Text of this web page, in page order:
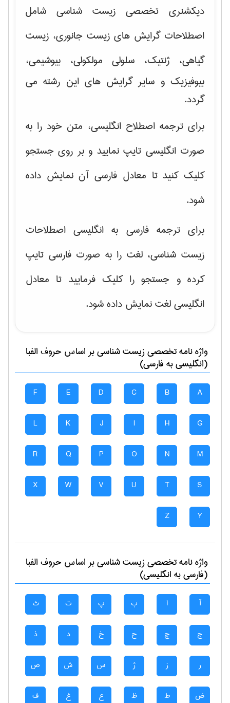
دیکشنری تخصصی زیست شناسی شامل
اصطلاحات گرایش های زیست جانوری، زیست
گیاهی، ژنتیک، سلولی مولکولی، بیوشیمی،
بیوفیزیک و سایر گرایش های این رشته می
گردد.
برای ترجمه اصطلاح انگلیسی، متن خود را به
صورت انگلیسی تایپ نمایید و بر روی جستجو
کلیک کنید تا معادل فارسی آن نمایش داده
شود.
برای ترجمه فارسی به انگلیسی اصطلاحات
زیست شناسی، لغت را به صورت فارسی تایپ
کرده و جستجو را کلیک فرمایید تا معادل
انگلیسی لغت نمایش داده شود.
واژه نامه تخصصیزيست شناسیبر اساس حروف الفبا
(انگلیسی به فارسی)
A
B
C
D
E
F
G
H
I
J
K
L
M
N
O
P
Q
R
S
T
U
V
W
X
Y
Z
واژه نامه تخصصیزيست شناسیبر اساس حروف الفبا
(فارسی به انگلیسی)
آ ا ب پ ت ث
ج چ ح خ د ذ
ر ز ژ س ش ص
ض ط ظ ع غ ف